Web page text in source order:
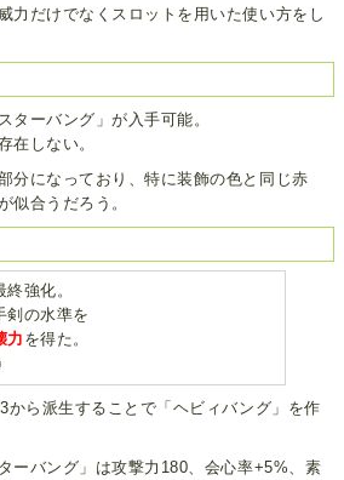
力だけでなくスロットを用いた使い方をし
ターバング」が入手可能。
在しない。
分になっており、特に装飾の色と同じ赤
似合うだろう。
強化。
剣の水準を
力を得た。
から派生することで「ヘビィバング」を作
ーバング」は攻撃力180、会心率+5%、素